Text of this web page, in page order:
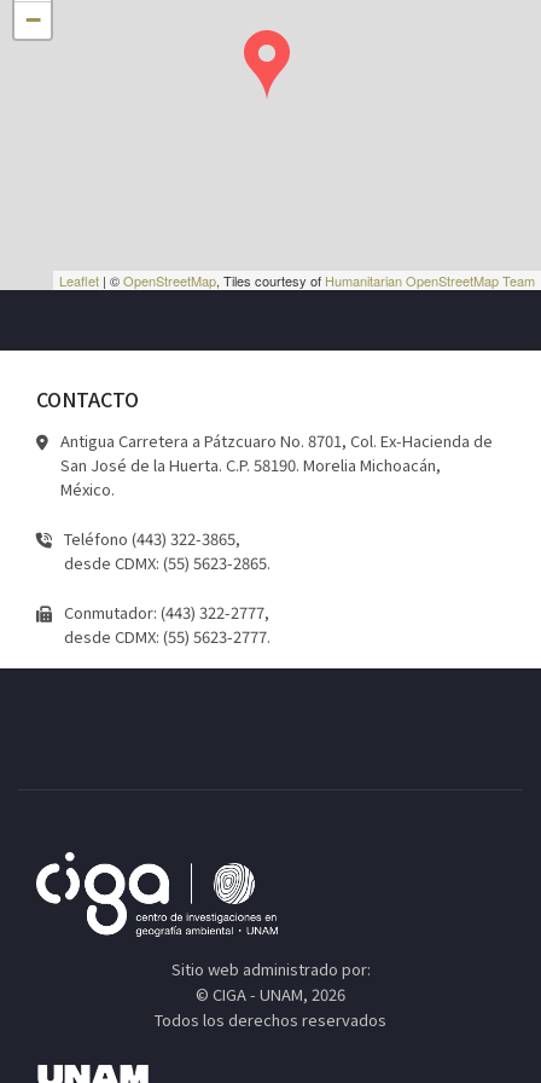
−
Leaflet | ©OpenStreetMap, Tiles courtesy of Humanitarian OpenStreetMap Team
CONTACTO
Antigua Carretera a Pátzcuaro No. 8701, Col. Ex-Hacienda de
San José de la Huerta. C.P. 58190. Morelia Michoacán,
México.
Teléfono (443) 322-3865,
desde CDMX: (55) 5623-2865.
Conmutador: (443) 322-2777,
desde CDMX: (55) 5623-2777.
Sitio web administrado por:
© CIGA - UNAM, 2026
Todos los derechos reservados